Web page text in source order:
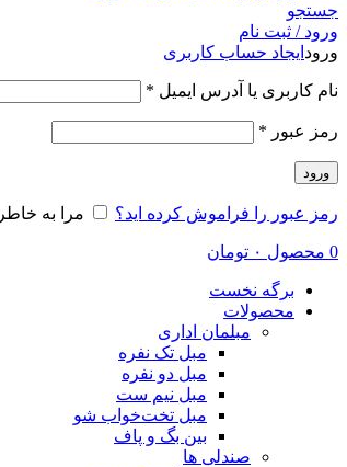
جستجو
ورود / ثبت نام
ورود ایجاد حساب کاربری
نام کاربری یا آدرس ایمیل *
رمز عبور *
ورود
رمز عبور را فراموش کرده اید؟ مرا به
0 محصول ۰ تومان
برگه نخست
محصولات
مبلمان اداری
مبل تک نفره
مبل دو نفره
مبل نیم ست
مبل تخت‌خواب شو
بین بگ و پاف
صندلی ها